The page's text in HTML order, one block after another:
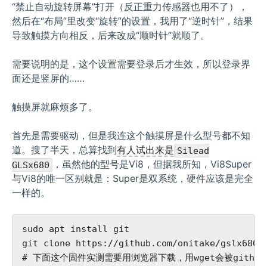
“禁止自动旋转屏幕”打开（反正重力传感器也用不了），
然后在“布局”里改变“旋转”的设置，我用了“逆时针”，结果
导致触摸方向相反，后来改成“顺时针”就顺了。
需要说明的是，这个设置需要登录后才生效，所以登录界
面还是竖屏的……
触摸屏就麻烦多了。
首先是需要驱动，但是我连这个触摸屏是什么型号都不知
道。搜了半天，总算找到有人试出来是 Silead
GLSx680
，虽然他的型号是Vi8，但据我所知，Vi8Super
与Vi8的唯一区别就是：Super是双系统，硬件应该是完全
一样的。
sudo apt install git
git clone https://github.com/onitake/
# 下面这个固件实测需要用浏览器下载，用wget会被github